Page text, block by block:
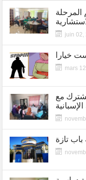
المرحلة
juin 02,
خيارا
mars
مع
باب تازة